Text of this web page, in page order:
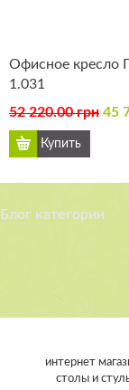
Офисное кресло
1.031
52 220.00 грн 45
Блог категории
интернет
столы и